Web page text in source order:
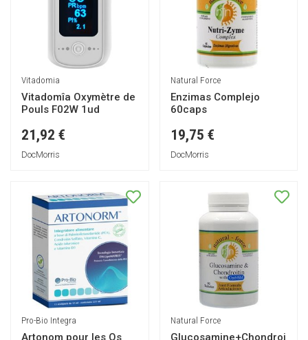
Vitadomia
Vitadomîa Oxymètre de
Pouls F02W 1ud
21,92 €
DocMorris
Natural Force
Enzimas Complejo
60caps
19,75 €
DocMorris
Pro-Bio Integra
Artonom pour les Os
Natural Force
Glucosamine+Chondroi